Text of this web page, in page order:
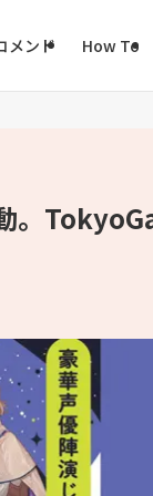
ンド How To
。